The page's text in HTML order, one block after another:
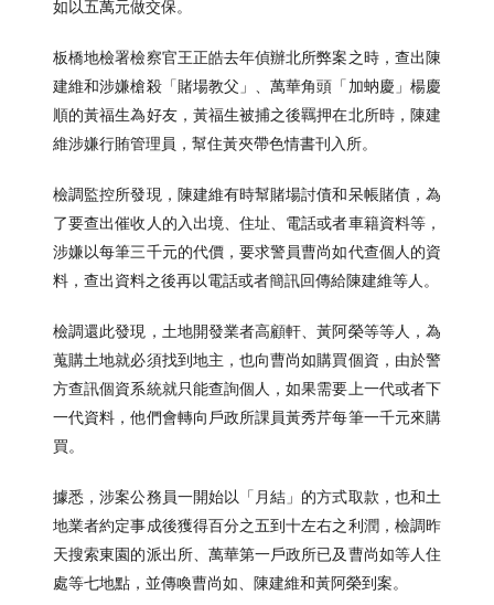
如以五萬元做交保。
板橋地檢署檢察官王正皓去年偵辦北所弊案之時，查出陳
建維和涉嫌槍殺「賭場教父」、萬華角頭「加蚋慶」楊慶
順的黃福生為好友，黃福生被捕之後羈押在北所時，陳建
維涉嫌行賄管理員，幫住黃夾帶色情書刊入所。
檢調監控所發現，陳建維有時幫賭場討債和呆帳賭債，為
了要查出催收人的入出境、住址、電話或者車籍資料等，
涉嫌以每筆三千元的代價，要求警員曹尚如代查個人的資
料，查出資料之後再以電話或者簡訊回傳給陳建維等人。
檢調還此發現，土地開發業者高顧軒、黃阿榮等等人，為
蒐購土地就必須找到地主，也向曹尚如購買個資，由於警
方查訊個資系統就只能查詢個人，如果需要上一代或者下
一代資料，他們會轉向戶政所課員黃秀芹每筆一千元來購
買。
據悉，涉案公務員一開始以「月結」的方式取款，也和土
地業者約定事成後獲得百分之五到十左右之利潤，檢調昨
天搜索東園的派出所、萬華第一戶政所已及曹尚如等人住
處等七地點，並傳喚曹尚如、陳建維和黃阿榮到案。